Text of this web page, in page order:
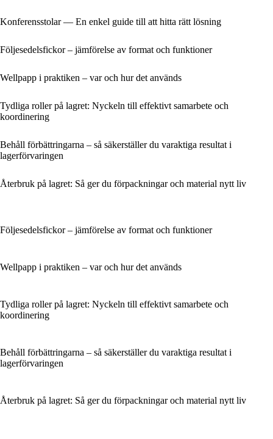
Konferensstolar — En enkel guide till att hitta rätt lösning
Följesedelsfickor – jämförelse av format och funktioner
Wellpapp i praktiken – var och hur det används
Tydliga roller på lagret: Nyckeln till effektivt samarbete och
koordinering
Behåll förbättringarna – så säkerställer du varaktiga resultat i
lagerförvaringen
Återbruk på lagret: Så ger du förpackningar och material nytt liv
Följesedelsfickor – jämförelse av format och funktioner
Wellpapp i praktiken – var och hur det används
Tydliga roller på lagret: Nyckeln till effektivt samarbete och
koordinering
Behåll förbättringarna – så säkerställer du varaktiga resultat i
lagerförvaringen
Återbruk på lagret: Så ger du förpackningar och material nytt liv